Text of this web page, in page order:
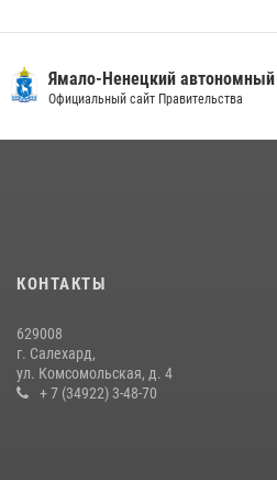
18 июля 2026, 09:36 3
«Росгвардия. Вехи истории»: войска
стратегических объектов поверженной
20 июля 2026, 09:03
Ямало-Ненецкий автономный
Официальный сайт Правительства
КОНТАКТЫ
629008
г. Салехард,
ул. Комсомольская, д. 4
+ 7 (34922) 3-48-70